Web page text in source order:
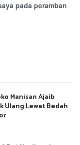
pada peramban
Manisan Ajaib
Ulang Lewat Bedah